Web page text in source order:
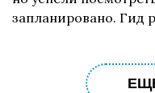
запланировано. Гид